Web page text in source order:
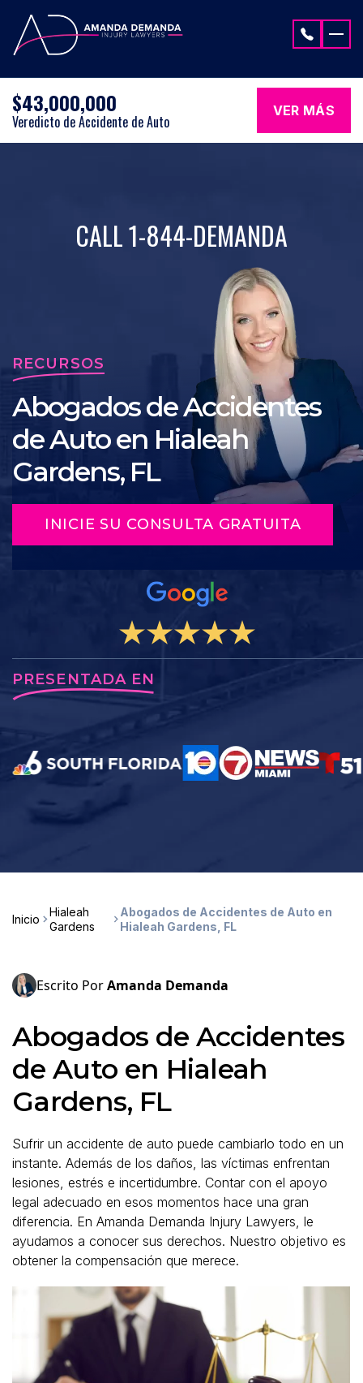
$43,000,000
Veredicto de Accidente de Auto
VER MÁS
CALL 1-844-DEMANDA
RECURSOS
Abogados de Accidentes
de Auto en Hialeah
Gardens, FL
INICIE SU CONSULTA GRATUITA
PRESENTADA EN
Inicio
Hialeah
Gardens
Abogados de Accidentes de Auto en
Hialeah Gardens, FL
Escrito PorAmanda Demanda
Abogados de Accidentes
de Auto en Hialeah
Gardens, FL
Sufrir un accidente de auto puede cambiarlo todo en un
instante. Además de los daños, las víctimas enfrentan
lesiones, estrés e incertidumbre. Contar con el apoyo
legal adecuado en esos momentos hace una gran
diferencia. En Amanda Demanda Injury Lawyers, le
ayudamos a conocer sus derechos. Nuestro objetivo es
obtener la compensación que merece.